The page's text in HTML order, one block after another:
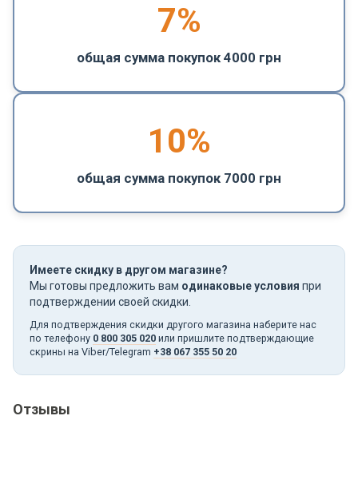
7%
общая сумма покупок 4000 грн
10%
общая сумма покупок 7000 грн
Имеете скидку в другом магазине?
Мы готовы предложить вам одинаковые условия при
подтверждении своей скидки.
Для подтверждения скидки другого магазина наберите нас
по телефону 0 800 305 020 или пришлите подтверждающие
скрины на Viber/Telegram +38 067 355 50 20
Отзывы